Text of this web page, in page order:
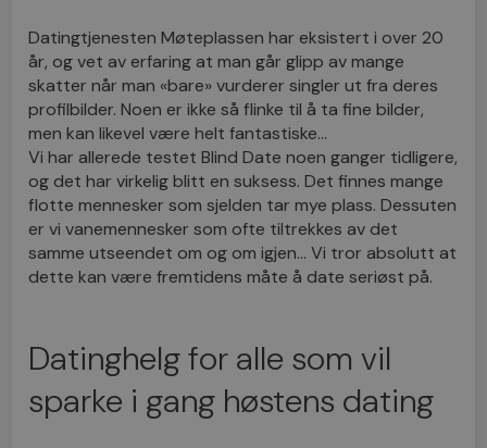
Datingtjenesten Møteplassen har eksistert i over 20
år, og vet av erfaring at man går glipp av mange
skatter når man «bare» vurderer singler ut fra deres
profilbilder. Noen er ikke så flinke til å ta fine bilder,
men kan likevel være helt fantastiske…
Vi har allerede testet Blind Date noen ganger tidligere,
og det har virkelig blitt en suksess. Det finnes mange
flotte mennesker som sjelden tar mye plass. Dessuten
er vi vanemennesker som ofte tiltrekkes av det
samme utseendet om og om igjen… Vi tror absolutt at
dette kan være fremtidens måte å date seriøst på.
Datinghelg for alle som vil
sparke i gang høstens dating